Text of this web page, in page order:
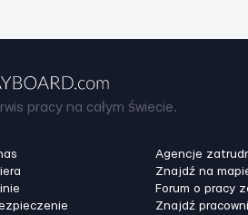
pracy na całym świecie.
Agencje
Znajdź na
Forum o pracy
Znajdź